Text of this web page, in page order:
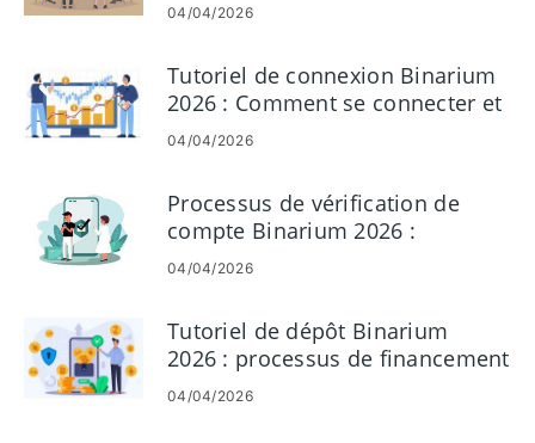
04/04/2026
Tutoriel de connexion Binarium
2026 : Comment se connecter et
résoudre les problèmes de
connexion
04/04/2026
Processus de vérification de
compte Binarium 2026 :
comment compléter facilement
le KYC
04/04/2026
Tutoriel de dépôt Binarium
2026 : processus de financement
rapide et simple
04/04/2026